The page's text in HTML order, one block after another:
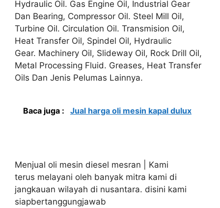
Hydraulic Oil. Gas Engine Oil, Industrial Gear
Dan Bearing, Compressor Oil. Steel Mill Oil,
Turbine Oil. Circulation Oil. Transmision Oil,
Heat Transfer Oil, Spindel Oil, Hydraulic
Gear. Machinery Oil, Slideway Oil, Rock Drill Oil,
Metal Processing Fluid. Greases, Heat Transfer
Oils Dan Jenis Pelumas Lainnya.
Baca juga : Jual harga oli mesin kapal dulux
Menjual oli mesin diesel mesran | Kami
terus melayani oleh banyak mitra kami di
jangkauan wilayah di nusantara. disini kami
siapbertanggungjawab